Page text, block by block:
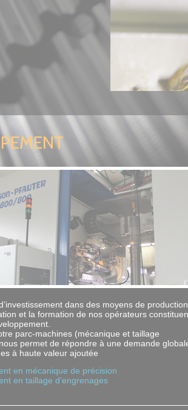
dans des moyens de
et la formation de nos opérateurs
parc-machines (mécanique et taillage
permet de répondre à une demande
à haute valeur ajoutée
en mécanique de précision
en taillage d’engrenages